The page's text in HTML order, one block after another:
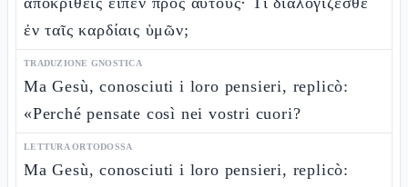
ἐν ταῖς καρδίαις ὑμῶν;
TRADUZIONE GNOSTICA
Ma Gesù, conosciuti i loro pensieri, replicò:
«Perché pensate così nei vostri cuori?
LETTURA ORTODOSSA
Ma Gesù, conosciuti i loro pensieri, replicò: